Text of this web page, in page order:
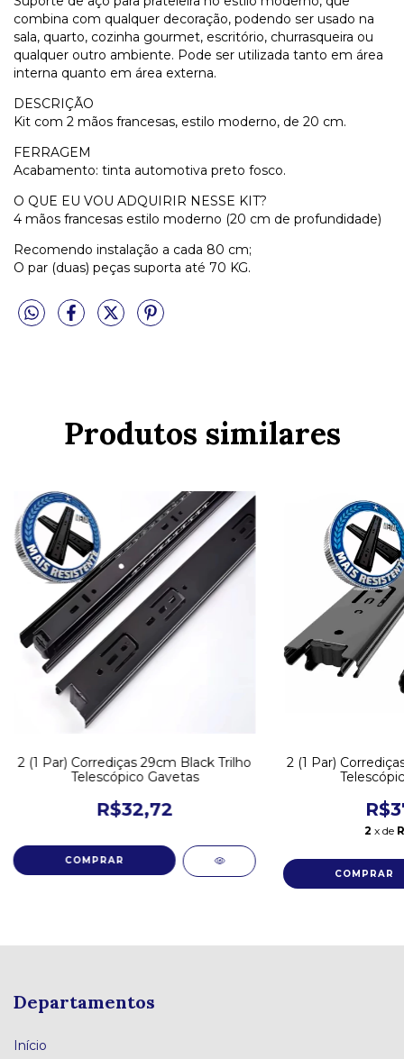
combina com qualquer decoração, podendo ser usado na
sala, quarto, cozinha gourmet, escritório, churrasqueira ou
qualquer outro ambiente. Pode ser utilizada tanto em área
interna quanto em área externa.
DESCRIÇÃO
Kit com 2 mãos francesas, estilo moderno, de 20 cm.
FERRAGEM
Acabamento: tinta automotiva preto fosco.
O QUE EU VOU ADQUIRIR NESSE KIT?
4 mãos francesas estilo moderno (20 cm de profundidade)
Recomendo instalação a cada 80 cm;
O par (duas) peças suporta até 70 KG.
Produtos similares
2 (1 Par) Corrediças 29cm Black Trilho
Telescópico Gavetas
R$32,72
2 (1 Par)
2 x de
Departamentos
Início